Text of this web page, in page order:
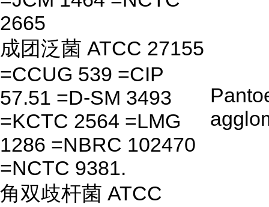
2665
成团泛菌 ATCC 27155
=CCUG 539 =CIP
57.51 =D-SM 3493
=KCTC 2564 =LMG
1286 =NBRC 102470
=NCTC 9381.
角双歧杆菌 ATCC